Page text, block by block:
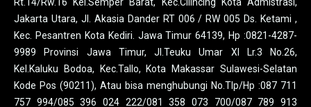
Jakarta Utara, Jl. Akasia Dander RT 006 / RW 005 Ds. Ketami ,
Kec. Pesantren Kota Kediri. Jawa Timur 64139, Hp :0821-4287-
9989 Provinsi Jawa Timur, Jl.Teuku Umar XI Lr.3 No.26,
Kel.Kaluku Bodoa, Kec.Tallo, Kota Makassar Sulawesi-Selatan
Kode Pos (90211), Atau bisa menghubungi No.Tlp/Hp :087 711
757 994/085 396 024 222/081 358 073 700/087 789 913